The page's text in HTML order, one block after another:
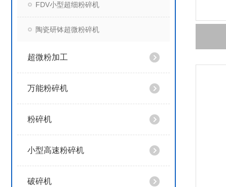
FDV小型超细粉碎机
陶瓷研钵超微粉碎机
超微粉加工
万能粉碎机
粉碎机
小型高速粉碎机
破碎机